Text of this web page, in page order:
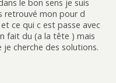
le bon sens je suis
retrouvé mon pour d
ce qui c est passe avec
fait du (a la tête ) mais
cherche des solutions.